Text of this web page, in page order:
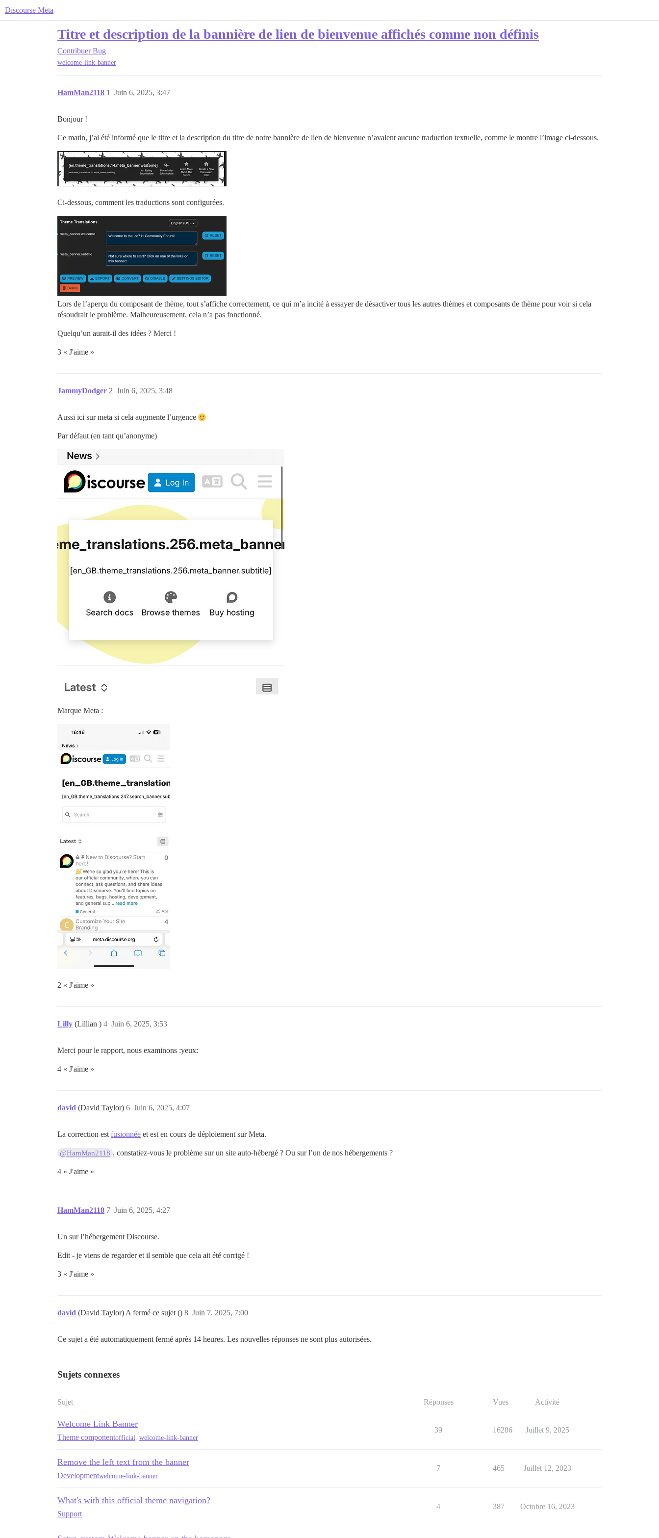
Discourse Meta
Titre et description de la bannière de lien de bienvenue affichés comme non définis
Contribuer Bug
welcome-link-banner
HamMan2118 Juin 6, 2025, 3:47
1
Bonjour !
Ce matin, j’ai été informé que le titre et la description du titre de notre bannière de lien de bienvenue n’avaient aucune traduction textuelle, comme le montre l’image ci-dessous.
Ci-dessous, comment les traductions sont configurées.
Lors de l’aperçu du composant de thème, tout s’affiche correctement, ce qui m’a incité à essayer de désactiver tous les autres thèmes et composants de thème pour voir si cela
résoudrait le problème. Malheureusement, cela n’a pas fonctionné.
Quelqu’un aurait-il des idées ? Merci !
3 « J'aime »
JammyDodger Juin 6, 2025, 3:48
2
Aussi ici sur meta si cela augmente l’urgence
Par défaut (en tant qu’anonyme)
Marque Meta :
2 « J'aime »
Lilly (Lillian ) Juin 6, 2025, 3:53
4
Merci pour le rapport, nous examinons :yeux:
4 « J'aime »
david (David Taylor) Juin 6, 2025, 4:07
6
La correction est fusionnée et est en cours de déploiement sur Meta.
@HamMan2118 , constatiez-vous le problème sur un site auto-hébergé ? Ou sur l’un de nos hébergements ?
4 « J'aime »
HamMan2118 Juin 6, 2025, 4:27
7
Un sur l’hébergement Discourse.
Edit - je viens de regarder et il semble que cela ait été corrigé !
3 « J'aime »
david (David Taylor) A fermé ce sujet () Juin 7, 2025, 7:00
8
Ce sujet a été automatiquement fermé après 14 heures. Les nouvelles réponses ne sont plus autorisées.
Sujets connexes
Sujet Réponses Vues Activité
Welcome Link Banner
Theme componentofficial welcome-link-banner
39 16286 Juillet 9, 2025
Remove the left text from the banner
Developmentwelcome-link-banner
7 465 Juillet 12, 2023
What's with this official theme navigation?
Support
4 387 Octobre 16, 2023